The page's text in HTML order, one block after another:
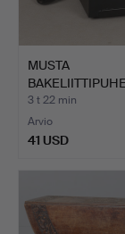
MUSTA
3 t 22 min
Arvio
41 USD